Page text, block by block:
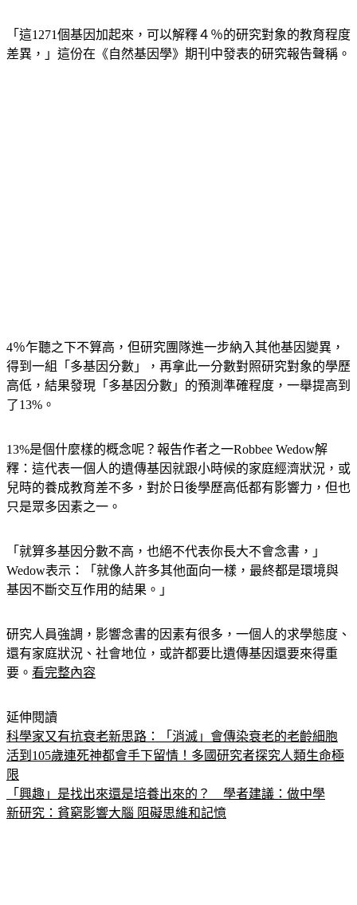
「這1271個基因加起來，可以解釋４％的研究對象的教育程度
4％乍聽之下不算高，但研究團隊進一步納入其他基因變異，
得到一組「多基因分數」，再拿此一分數對照研究對象的學歷
高低，結果發現「多基因分數」的預測準確程度，一舉提高到
13%是個什麼樣的概念呢？報告作者之一Robbee Wedow解
釋：這代表一個人的遺傳基因就跟小時候的家庭經濟狀況，或
兒時的養成教育差不多，對於日後學歷高低都有影響力，但也
「就算多基因分數不高，也絕不代表你長大不會念書，」
Wedow表示：「就像人許多其他面向一樣，最終都是環境與
研究人員強調，影響念書的因素有很多，一個人的求學態度、
還有家庭狀況、社會地位，或許都要比遺傳基因還要來得重
延伸閱讀
科學家又有抗衰老新思路：「消滅」會傳染衰老的老齡細胞
活到105歲連死神都會手下留情！多國研究者探究人類生命極
限
「興趣」是找出來還是培養出來的？　學者建議：做中學